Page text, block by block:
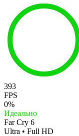
393
FPS
0%
Идеально
Far Cry 6
Ultra • Full HD